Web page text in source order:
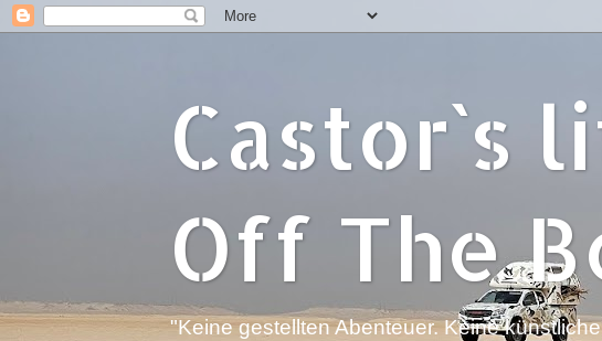
Castor`s
Off The
"Keine gestellten Abenteuer. Keine